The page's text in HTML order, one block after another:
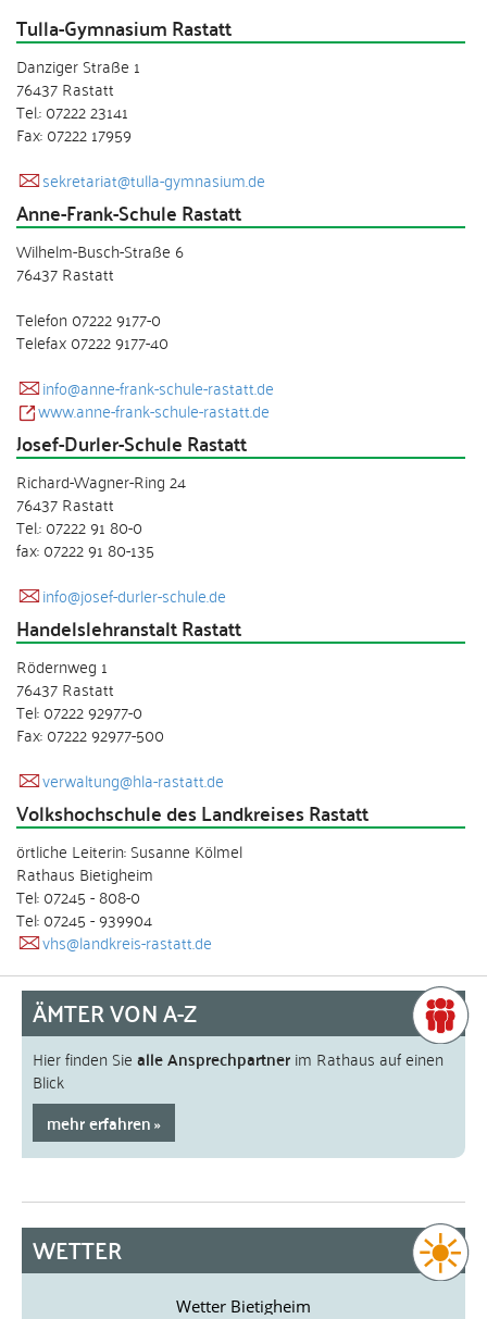
Tulla-Gymnasium Rastatt
Danziger Straße 1
76437 Rastatt
Tel.: 07222 23141
Fax: 07222 17959
sekretariat@tulla-gymnasium.de
Anne-Frank-Schule Rastatt
Wilhelm-Busch-Straße 6
76437 Rastatt
Telefon 07222 9177-0
Telefax 07222 9177-40
info@anne-frank-schule-rastatt.de
www.anne-frank-schule-rastatt.de
Josef-Durler-Schule Rastatt
Richard-Wagner-Ring 24
76437 Rastatt
Tel.: 07222 91 80-0
fax: 07222 91 80-135
info@josef-durler-schule.de
Handelslehranstalt Rastatt
Rödernweg 1
76437 Rastatt
Tel: 07222 92977-0
Fax: 07222 92977-500
verwaltung@hla-rastatt.de
Volkshochschule des Landkreises Rastatt
örtliche Leiterin: Susanne Kölmel
Rathaus Bietigheim
Tel: 07245 - 808-0
Tel: 07245 - 939904
vhs@landkreis-rastatt.de
ÄMTER VON A-Z
Hier finden Siealle Ansprechpartnerim Rathaus auf einen
Blick
mehr erfahren
WETTER
Wetter Bietigheim